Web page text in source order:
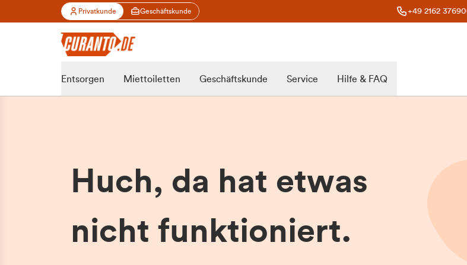
Privatkunde Geschäftskunde +49 2162
Entsorgen Miettoiletten Geschäftskunde Service Hilfe & FAQ
Huch, da hat etwas
nicht funktioniert.